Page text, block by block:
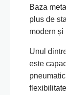
Baza
plus de
modern și
Unul
este